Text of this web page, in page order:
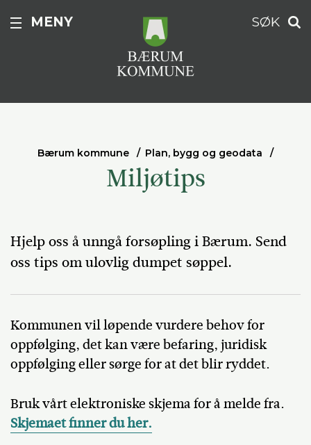
MENY SØK
Bærum kommune Plan, bygg og geodata
Miljøtips
Hjelp oss å unngå forsøpling i Bærum. Send
oss tips om ulovlig dumpet søppel.
Kommunen vil løpende vurdere behov for
oppfølging, det kan være befaring, juridisk
oppfølging eller sørge for at det blir ryddet.
Bruk vårt elektroniske skjema for å melde fra.
Skjemaet finner du her.